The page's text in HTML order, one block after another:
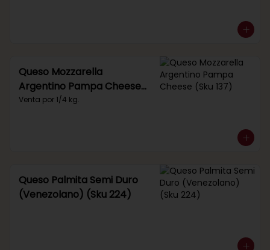
Queso Mozzarella
Argentino Pampa Cheese
(Sku 137)
Venta por 1/4 kg.
Queso Palmita Semi Duro
(Venezolano) (Sku 224)